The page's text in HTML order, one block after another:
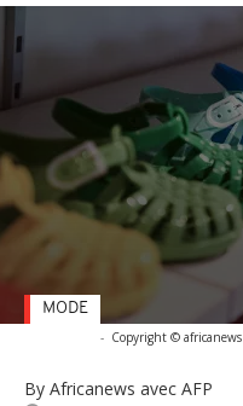
- Copyright © africanews
By Africanews avec AFP
MODE